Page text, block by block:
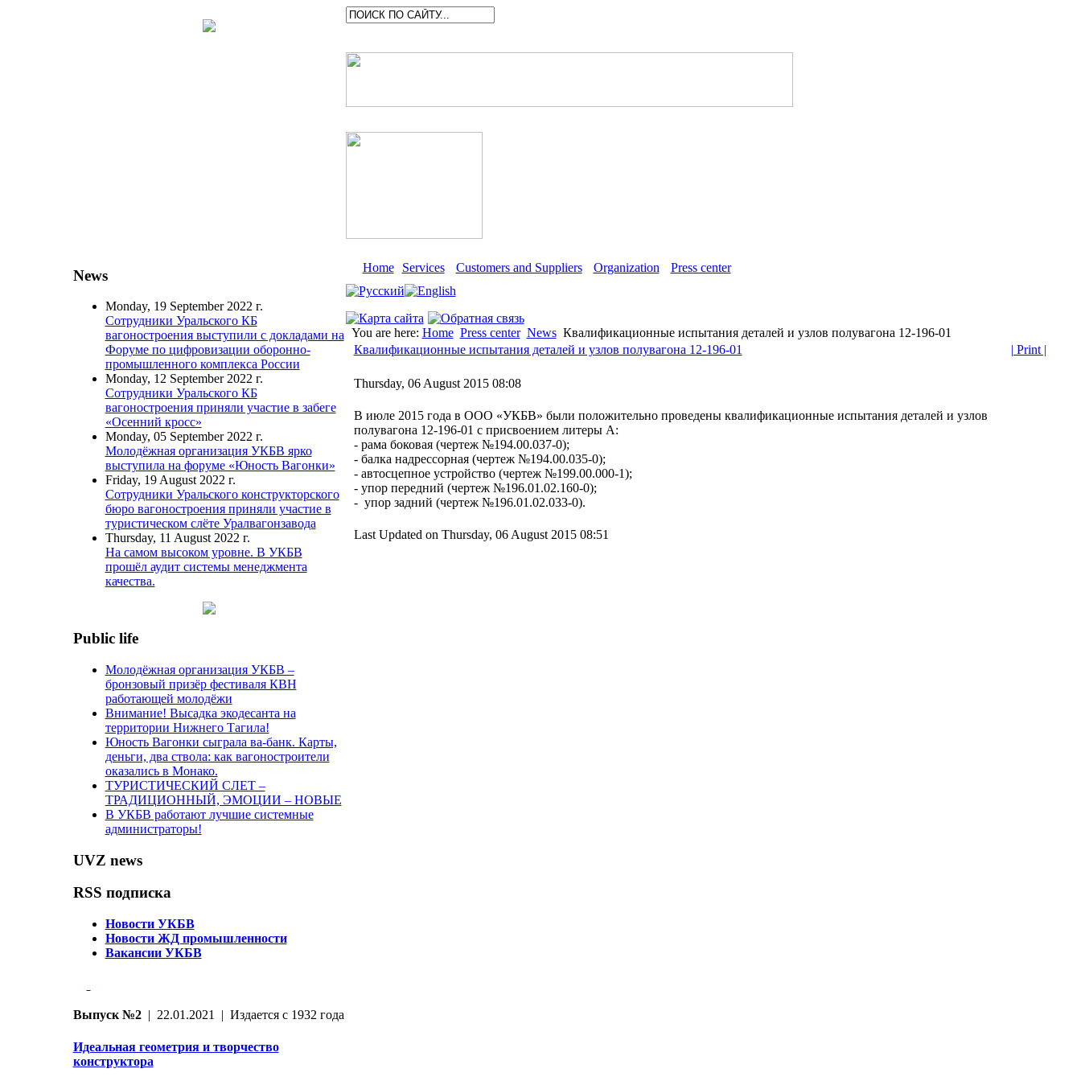
News
Monday, 19 September 2022 г.
Сотрудники Уральского КБ
вагоностроения выступили с докладами на
Форуме по цифровизации оборонно-
промышленного комплекса России
Monday, 12 September 2022 г.
Сотрудники Уральского КБ
вагоностроения приняли участие в забеге
«Осенний кросс»
Monday, 05 September 2022 г.
Молодёжная организация УКБВ ярко
выступила на форуме «Юность Вагонки»
Friday, 19 August 2022 г.
Сотрудники Уральского конструкторского
бюро вагоностроения приняли участие в
туристическом слёте Уралвагонзавода
Thursday, 11 August 2022 г.
На самом высоком уровне. В УКБВ
прошёл аудит системы менеджмента
качества.
Public life
Молодёжная организация УКБВ –
бронзовый призёр фестиваля КВН
работающей молодёжи
Внимание! Высадка экодесанта на
территории Нижнего Тагила!
Юность Вагонки сыграла ва-банк. Карты,
деньги, два ствола: как вагоностроители
оказались в Монако.
ТУРИСТИЧЕСКИЙ СЛЕТ –
ТРАДИЦИОННЫЙ, ЭМОЦИИ – НОВЫЕ
В УКБВ работают лучшие системные
администраторы!
UVZ news
RSS подписка
Новости УКБВ
Новости ЖД промышленности
Вакансии УКБВ
Выпуск №2| 22.01.2021 | Издается с 1932 года
Идеальная геометрия и творчество
конструктора
Home Services Customers and Suppliers Organization Press center
You are here: Home Press center News Квалификационные испытания деталей и узлов полувагона 12-196-01
Квалификационные испытания деталей и узлов полувагона 12-196-01
| Print |
Thursday, 06 August 2015 08:08
В июле 2015 года в ООО «УКБВ» были положительно проведены квалификационные испытания деталей и узлов
полувагона 12-196-01 c присвоением литеры А:
- рама боковая (чертеж №194.00.037-0);
- балка надрессорная (чертеж №194.00.035-0);
- автосцепное устройство (чертеж №199.00.000-1);
- упор передний (чертеж №196.01.02.160-0);
- упор задний (чертеж №196.01.02.033-0).
Last Updated on Thursday, 06 August 2015 08:51